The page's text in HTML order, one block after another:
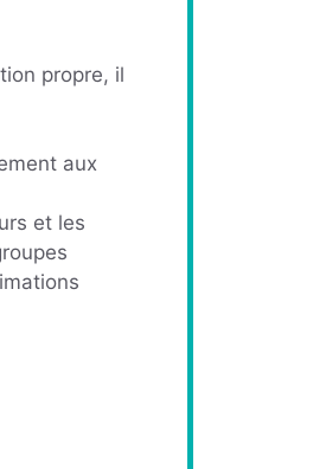
propre, il
aux
et les